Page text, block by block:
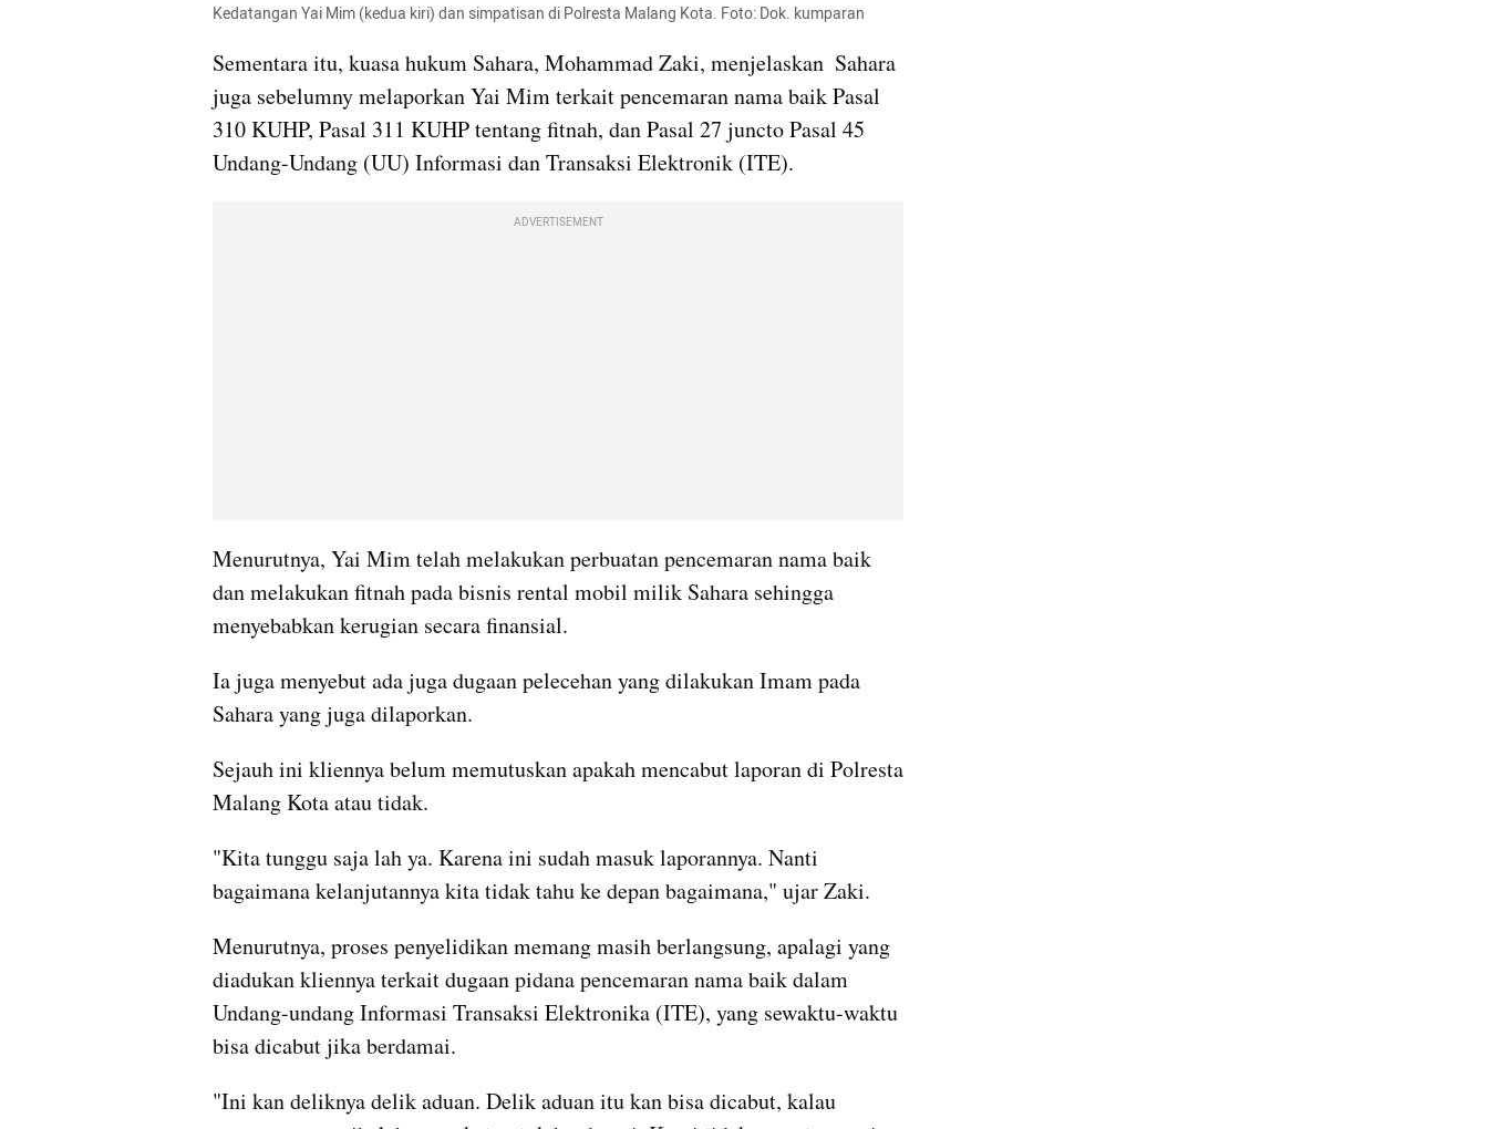
Kedatangan Yai Mim (kedua kiri) dan simpatisan di Polresta Malang Kota. Foto: Dok. kumparan
Sementara itu, kuasa hukum Sahara, Mohammad Zaki, menjelaskan  Sahara
juga sebelumny melaporkan Yai Mim terkait pencemaran nama baik Pasal
310 KUHP, Pasal 311 KUHP tentang fitnah, dan Pasal 27 juncto Pasal 45
Undang-Undang (UU) Informasi dan Transaksi Elektronik (ITE).
ADVERTISEMENT
Menurutnya, Yai Mim telah melakukan perbuatan pencemaran nama baik
dan melakukan fitnah pada bisnis rental mobil milik Sahara sehingga
menyebabkan kerugian secara finansial.
Ia juga menyebut ada juga dugaan pelecehan yang dilakukan Imam pada
Sahara yang juga dilaporkan.
Sejauh ini kliennya belum memutuskan apakah mencabut laporan di Polresta
Malang Kota atau tidak.
"Kita tunggu saja lah ya. Karena ini sudah masuk laporannya. Nanti
bagaimana kelanjutannya kita tidak tahu ke depan bagaimana," ujar Zaki.
Menurutnya, proses penyelidikan memang masih berlangsung, apalagi yang
diadukan kliennya terkait dugaan pidana pencemaran nama baik dalam
Undang-undang Informasi Transaksi Elektronika (ITE), yang sewaktu-waktu
bisa dicabut jika berdamai.
"Ini kan deliknya delik aduan. Delik aduan itu kan bisa dicabut, kalau